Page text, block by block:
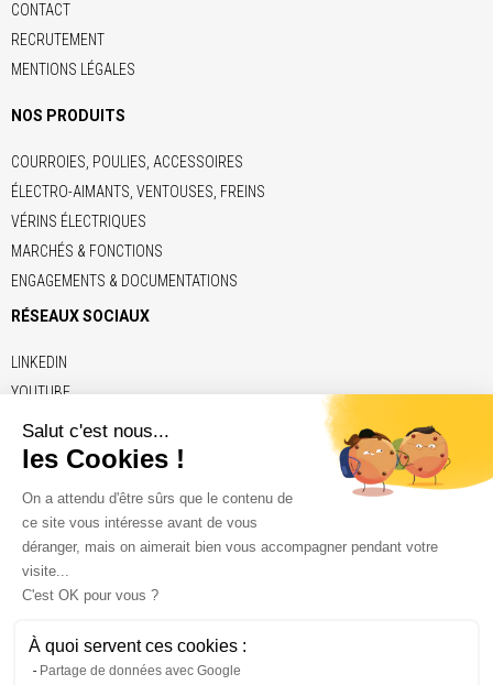
CONTACT
RECRUTEMENT
MENTIONS LÉGALES
NOS PRODUITS
COURROIES, POULIES, ACCESSOIRES
ÉLECTRO-AIMANTS, VENTOUSES, FREINS
VÉRINS ÉLECTRIQUES
MARCHÉS & FONCTIONS
ENGAGEMENTS & DOCUMENTATIONS
RÉSEAUX SOCIAUX
LINKEDIN
YOUTUBE
LIENS
ADE
BRECO
CONTITECH
ELERO
KENDRION
VETTER